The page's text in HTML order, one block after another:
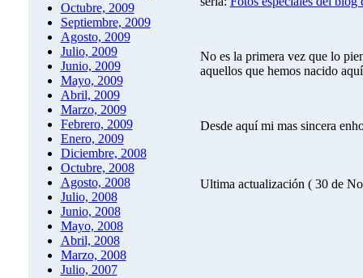
Octubre, 2009
Septiembre, 2009
Agosto, 2009
Julio, 2009
Junio, 2009
Mayo, 2009
Abril, 2009
Marzo, 2009
Febrero, 2009
Enero, 2009
Diciembre, 2008
Octubre, 2008
Agosto, 2008
Julio, 2008
Junio, 2008
Mayo, 2008
Abril, 2008
Marzo, 2008
Julio, 2007
No es la primera vez que lo
aquellos que hemos nacido
Desde aquí mi mas sincera
Ultima actualización ( 30 de